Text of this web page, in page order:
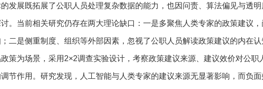
发展既拓展了公职人员处理复杂数据的能力，也因问责、算法偏见与透
。当前相关研究仍存在两大理论缺口：一是多聚焦人类专家的政策建议
二是侧重制度、组织等外部因素，忽视了公职人员解读政策建议的内在
策为场景，采用2×2调查实验设计，考察政策建议来源、建议效价对公
节作用。研究发现，人工智能与人类专家的建议来源无显著影响，而负